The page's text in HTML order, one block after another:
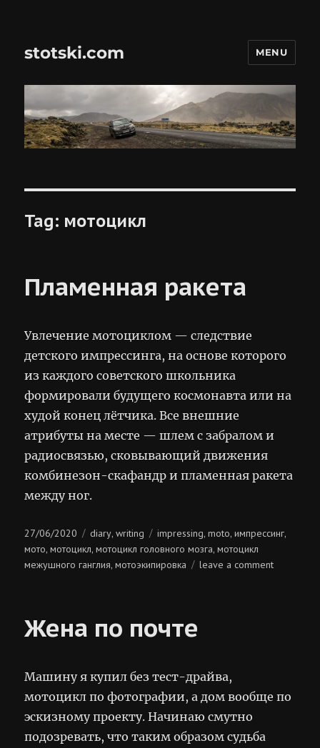
stotski.com MENU
Tag: мотоцикл
Пламенная ракета
Увлечение мотоциклом — следствие
детского импрессинга, на основе которого
из каждого советского школьника
формировали будущего космонавта или на
худой конец лётчика. Все внешние
атрибуты на месте — шлем с забралом и
радиосвязью, сковывающий движения
комбинезон-скафандр и пламенная ракета
между ног.
Posted
on
27/06/2020 Categories
diary,writing Tags
impressing,moto,импрессинг,
мото,мотоцикл,мотоцикл головного мозга,мотоцикл
межушного ганглия,мотоэкипировка leave a commenton
Жена по почте
Машину я купил без тест-драйва,
мотоцикл по фотографии, а дом вообще по
эскизному проекту. Начинаю смутно
подозревать, что таким образом судьба